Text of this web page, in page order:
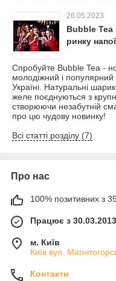
26.05.2023
Bubble Tea
ринку
Спробуйте Bubble Tea -
молодіжний і
Україні. Натуральні
желе поєднуються з
створюючи незабутній
про цю чудову новинку!
Всі статті розділу (7)
Про нас
100% позитивних з 35
Працює з 30.03.2013
м. Київ
Київ вул.
Контакти